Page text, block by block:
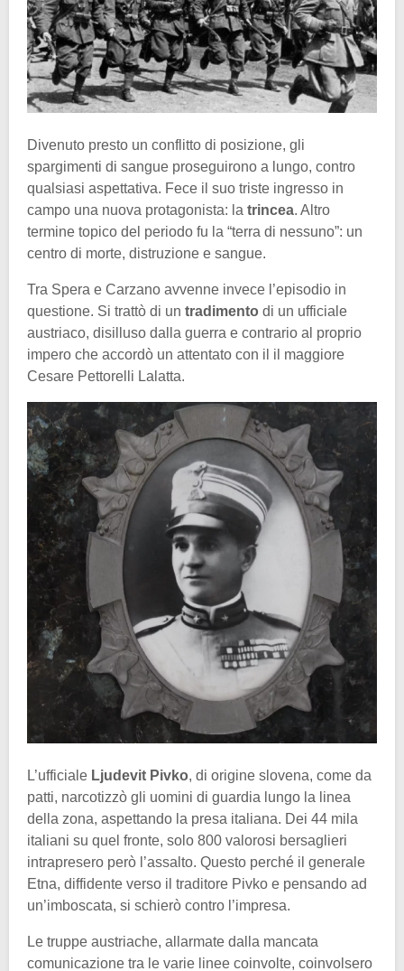
Divenuto presto un conflitto di posizione, gli
spargimenti di sangue proseguirono a lungo, contro
qualsiasi aspettativa. Fece il suo triste ingresso in
campo una nuova protagonista: la trincea. Altro
termine topico del periodo fu la “terra di nessuno”: un
centro di morte, distruzione e sangue.
Tra Spera e Carzano avvenne invece l’episodio in
questione. Si trattò di un tradimento di un ufficiale
austriaco, disilluso dalla guerra e contrario al proprio
impero che accordò un attentato con il il maggiore
Cesare Pettorelli Lalatta.
L’ufficiale Ljudevit Pivko, di origine slovena, come da
patti, narcotizzò gli uomini di guardia lungo la linea
della zona, aspettando la presa italiana. Dei 44 mila
italiani su quel fronte, solo 800 valorosi bersaglieri
intrapresero però l’assalto. Questo perché il generale
Etna, diffidente verso il traditore Pivko e pensando ad
un’imboscata, si schierò contro l’impresa.
Le truppe austriache, allarmate dalla mancata
comunicazione tra le varie linee coinvolte, coinvolsero